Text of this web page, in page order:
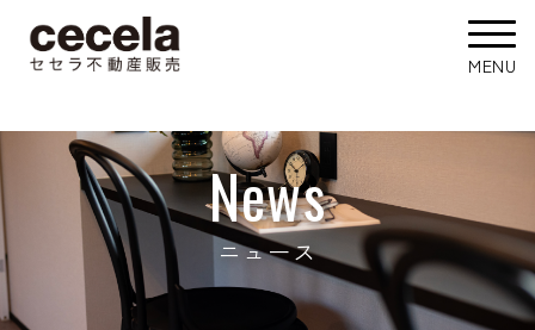
News
ニュース